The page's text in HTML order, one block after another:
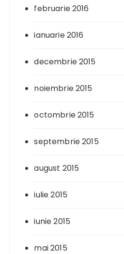
februarie 2016
ianuarie 2016
decembrie 2015
noiembrie 2015
octombrie 2015
septembrie 2015
august 2015
iulie 2015
iunie 2015
mai 2015